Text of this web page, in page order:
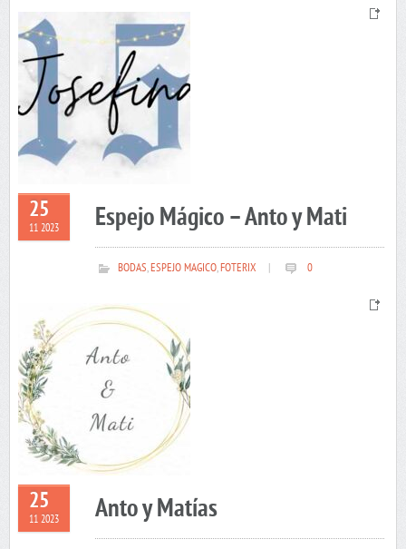
25
11 2023 Espejo Mágico – Anto y Mati
BODAS,ESPEJO MAGICO,FOTERIX 0
25
11 2023 Anto y Matías